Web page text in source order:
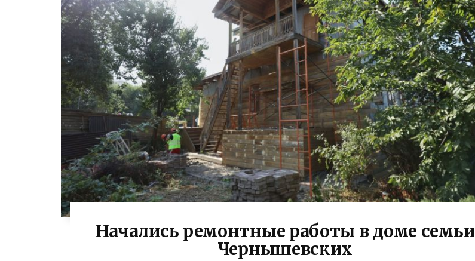
Начались ремонтные работы в доме семьи
Чернышевских